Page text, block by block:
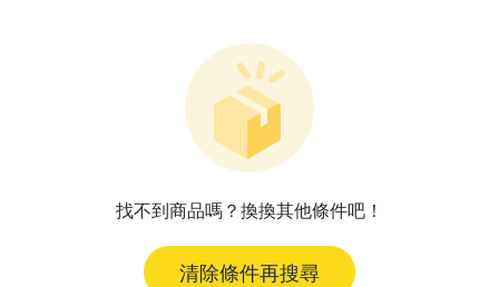
找不到商品嗎？換換其他條件吧！
清除條件再搜尋